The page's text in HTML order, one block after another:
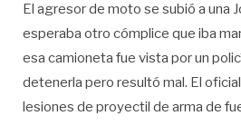
El agresor de moto se subió a una
esperaba otro cómplice que iba
esa camioneta fue vista por un
detenerla pero resultó mal. El
lesiones de proyectil de arma de